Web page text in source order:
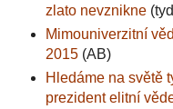
zlato nevznikne
Mimouniverzitní
2015(AB)
Hledáme na světě
prezident elitní